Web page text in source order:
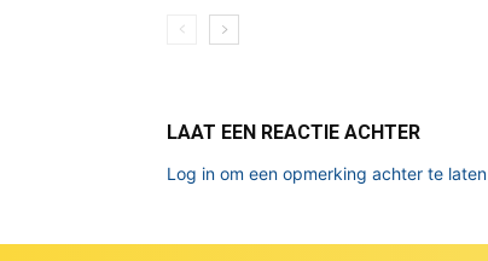
LAAT EEN REACTIE ACHTER
Log in om een opmerking achter te laten